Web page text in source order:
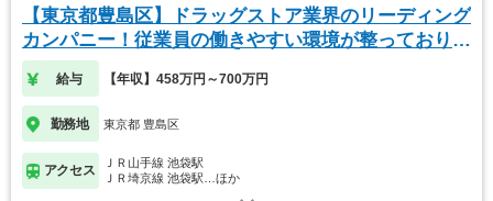
【東京都豊島区】ドラッグストア業界のリーディング
カンパニー！従業員の働きやすい環境が整っておりま
す！
給与 【年収】458万円～700万円
勤務地 東京都 豊島区
アクセス
ＪＲ山手線 池袋駅
ＪＲ埼京線 池袋駅…ほか